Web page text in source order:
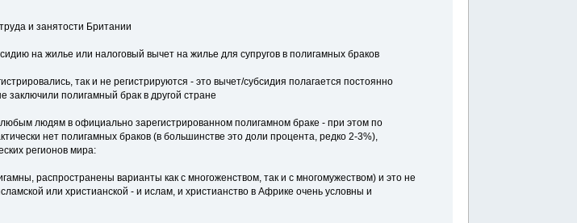
и занятости Британии
на жилье или налоговый вычет на жилье для супругов в полигамных браков
так и не регистрируются - это вычет/субсидия полагается постоянно
полигамный брак в другой стране
людям в официально зарегистрированном полигамном браке - при этом по
нет полигамных браков (в большинстве это доли процента, редко 2-3%),
регионов мира:
распространены варианты как с многоженством, так и с многомужеством) и это не
или христианской - и ислам, и христианство в Африке очень условны и